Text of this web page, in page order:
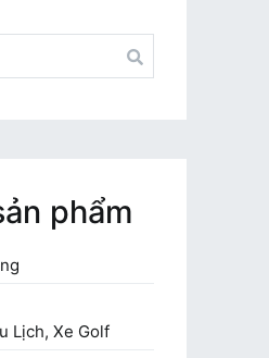
phẩm
Lịch, Xe Golf